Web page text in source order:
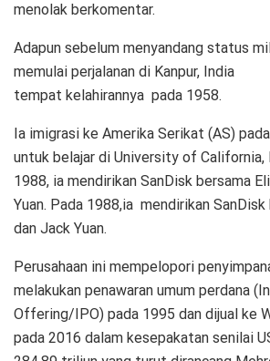
menolak berkomentar.
Adapun sebelum menyandang status
memulai perjalanan di Kanpur, India
tempat kelahirannya pada 1958.
Ia imigrasi ke Amerika Serikat (AS)
untuk belajar di University of California,
1988, ia mendirikan SanDisk bersama
Yuan. Pada 1988,ia mendirikan
dan Jack Yuan.
Perusahaan ini mempelopori
melakukan penawaran umum perdana
Offering/IPO) pada 1995 dan dijual ke
pada 2016 dalam kesepakatan senilai